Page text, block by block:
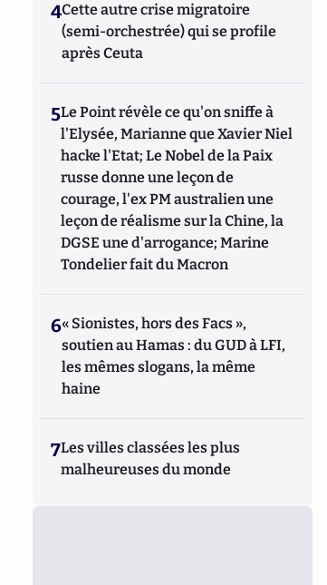
4Cette autre crise migratoire
(semi-orchestrée) qui se profile
après Ceuta
5Le Point révèle ce qu'on sniffe à
l'Elysée, Marianne que Xavier Niel
hacke l'Etat; Le Nobel de la Paix
russe donne une leçon de
courage, l'ex PM australien une
leçon de réalisme sur la Chine, la
DGSE une d'arrogance; Marine
Tondelier fait du Macron
6« Sionistes, hors des Facs »,
soutien au Hamas : du GUD à LFI,
les mêmes slogans, la même
haine
7Les villes classées les plus
malheureuses du monde